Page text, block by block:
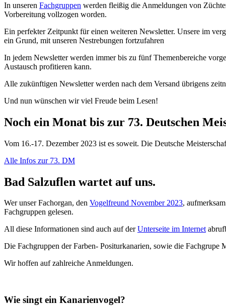
In unseren Fachgruppen werden fleißig die Anmeldungen von
Vorbereitung vollzogen worden.
Ein perfekter Zeitpunkt für einen weiteren Newsletter. Unsere im
ein Grund, mit unseren Nestrebungen fortzufahren
In jedem Newsletter werden immer bis zu fünf Themenbereiche
Austausch profitieren kann.
Alle zukünftigen Newsletter werden nach dem Versand übrigens
Und nun wünschen wir viel Freude beim Lesen!
Noch ein Monat bis zur 73. Deutschen
Vom 16.-17. Dezember 2023 ist es soweit. Die Deutsche
Alle Infos zur 73. DM
Bad Salzuflen wartet auf uns.
Wer unser Fachorgan, den Vogelfreund November 2023,
Fachgruppen gelesen.
All diese Informationen sind auch auf derUnterseite im Internet
Die Fachgruppen der Farben- Positurkanarien, sowie die Fachgrupe
Wir hoffen auf zahlreiche Anmeldungen.
Wie singt ein Kanarienvogel?